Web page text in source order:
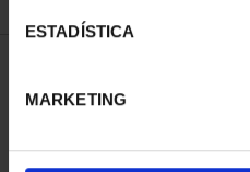
ESTADÍSTICA
MARKETING